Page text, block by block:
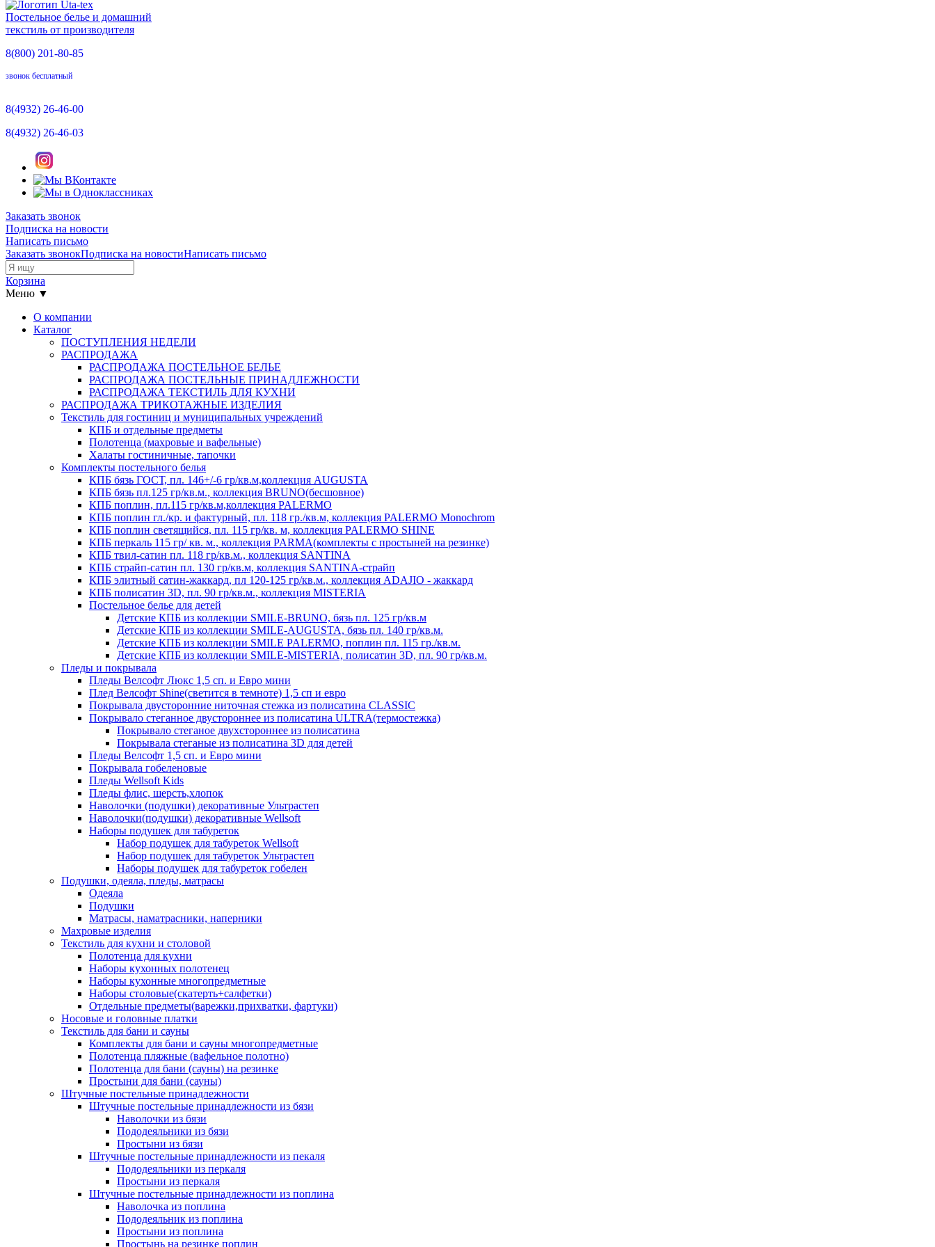
Постельное белье и домашний
текстиль от производителя
8(800) 201-80-85
звонок бесплатный
8(4932) 26-46-00
8(4932) 26-46-03
Заказать звонок
Подписка на новости
Написать письмо
Заказать звонокПодписка на новостиНаписать письмо
Корзина
Меню ▼
О компании
Каталог
ПОСТУПЛЕНИЯ НЕДЕЛИ
РАСПРОДАЖА
РАСПРОДАЖА ПОСТЕЛЬНОЕ БЕЛЬЕ
РАСПРОДАЖА ПОСТЕЛЬНЫЕ ПРИНАДЛЕЖНОСТИ
РАСПРОДАЖА ТЕКСТИЛЬ ДЛЯ КУХНИ
РАСПРОДАЖА ТРИКОТАЖНЫЕ ИЗДЕЛИЯ
Текстиль для гостиниц и муниципальных учреждений
КПБ и отдельные предметы
Полотенца (махровые и вафельные)
Халаты гостиничные, тапочки
Комплекты постельного белья
КПБ бязь ГОСТ, пл. 146+/-6 гр/кв.м,коллекция AUGUSTA
КПБ бязь пл.125 гр/кв.м., коллекция BRUNO(бесшовное)
КПБ поплин, пл.115 гр/кв.м,коллекция PALERMO
КПБ поплин гл./кр. и фактурный, пл. 118 гр./кв.м, коллекция PALERMO Monochrom
КПБ поплин светящийся, пл. 115 гр/кв. м, коллекция PALERMO SHINE
КПБ перкаль 115 гр/ кв. м., коллекция PARMA(комплекты с простыней на резинке)
КПБ твил-сатин пл. 118 гр/кв.м., коллекция SANTINA
КПБ страйп-сатин пл. 130 гр/кв.м, коллекция SANTINA-страйп
КПБ элитный сатин-жаккард, пл 120-125 гр/кв.м., коллекция ADAJIO - жаккард
КПБ полисатин 3D, пл. 90 гр/кв.м., коллекция MISTERIA
Постельное белье для детей
Детские КПБ из коллекции SMILE-BRUNO, бязь пл. 125 гр/кв.м
Детские КПБ из коллекции SMILE-AUGUSTA, бязь пл. 140 гр/кв.м.
Детские КПБ из коллекции SMILE PALERMO, поплин пл. 115 гр./кв.м.
Детские КПБ из коллекции SMILE-MISTERIA, полисатин 3D, пл. 90 гр/кв.м.
Пледы и покрывала
Пледы Велсофт Люкс 1,5 сп. и Евро мини
Плед Велсофт Shine(светится в темноте) 1,5 сп и евро
Покрывала двусторонние ниточная стежка из полисатина CLASSIC
Покрывало стеганное двустороннее из полисатина ULTRA(термостежка)
Покрывало стеганое двухстороннее из полисатина
Покрывала стеганые из полисатина 3D для детей
Пледы Велсофт 1,5 сп. и Евро мини
Покрывала гобеленовые
Пледы Wellsoft Kids
Пледы флис, шерсть,хлопок
Наволочки (подушки) декоративные Ультрастеп
Наволочки(подушки) декоративные Wellsoft
Наборы подушек для табуреток
Набор подушек для табуреток Wellsoft
Набор подушек для табуреток Ультрастеп
Наборы подушек для табуреток гобелен
Подушки, одеяла, пледы, матрасы
Одеяла
Подушки
Матрасы, наматрасники, наперники
Махровые изделия
Текстиль для кухни и столовой
Полотенца для кухни
Наборы кухонных полотенец
Наборы кухонные многопредметные
Наборы столовые(скатерть+салфетки)
Отдельные предметы(варежки,прихватки, фартуки)
Носовые и головные платки
Текстиль для бани и сауны
Комплекты для бани и сауны многопредметные
Полотенца пляжные (вафельное полотно)
Полотенца для бани (сауны) на резинке
Простыни для бани (сауны)
Штучные постельные принадлежности
Штучные постельные принадлежности из бязи
Наволочки из бязи
Пододеяльники из бязи
Простыни из бязи
Штучные постельные принадлежности из пекаля
Пододеяльники из перкаля
Простыни из перкаля
Штучные постельные принадлежности из поплина
Наволочка из поплина
Пододеяльник из поплина
Простыни из поплина
Простынь на резинке поплин